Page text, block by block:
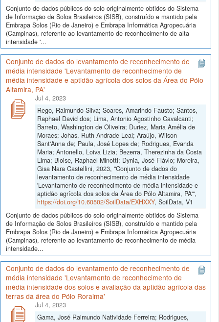
Conjunto de dados públicos do solo originalmente obtidos do Sistema
de Informação de Solos Brasileiros (SISB), construído e mantido pela
Embrapa Solos (Rio de Janeiro) e Embrapa Informática Agropecuária
(Campinas), referente ao levantamento de reconhecimento de alta
intensidade '...
Conjunto de dados do levantamento de reconhecimento de
média intensidade 'Levantamento de reconhecimento de
média intensidade e aptidão agrícola dos solos da Área do Pólo
Altamira, PA'
Jul 4, 2023
Rego, Raimundo Silva; Soares, Amarindo Fausto; Santos,
Raphael David dos; Lima, Antonio Agostinho Cavalcanti;
Barreto, Washington de Oliveira; Duriez, Maria Amélia de
Moraes; Johas, Ruth Andrade Leal; Araújo, Wilson
Sant'Anna de; Paula, José Lopes de; Rodrigues, Evanda
Maria; Antonello, Loiva Lizia; Bezerra, Therezinha da Costa
Lima; Bloise, Raphael Minotti; Dynia, José Flávio; Moreira,
Gisa Nara Castellini, 2023, "Conjunto de dados do
levantamento de reconhecimento de média intensidade
'Levantamento de reconhecimento de média intensidade e
aptidão agrícola dos solos da Área do Pólo Altamira, PA'",
https://doi.org/10.60502/SoilData/EXHXXY, SoilData, V1
Conjunto de dados públicos do solo originalmente obtidos do Sistema
de Informação de Solos Brasileiros (SISB), construído e mantido pela
Embrapa Solos (Rio de Janeiro) e Embrapa Informática Agropecuária
(Campinas), referente ao levantamento de reconhecimento de média
intensidade...
Conjunto de dados do levantamento de reconhecimento de
média intensidade 'Levantamento de reconhecimento de
média intensidade dos solos e avaliação da aptidão agrícola das
terras da área do Pólo Roraima'
Jul 4, 2023
Gama, José Raimundo Natividade Ferreira; Rodrigues,